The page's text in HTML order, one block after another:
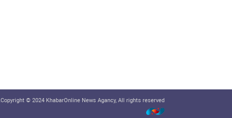
Copyright © 2024 KhabarOnline News Agancy, All rights reserved.